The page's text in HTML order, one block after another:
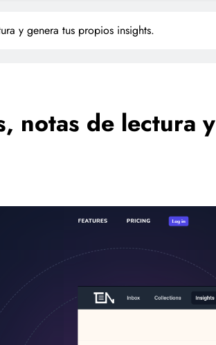
y genera tus propios insights.
notas de lectura y